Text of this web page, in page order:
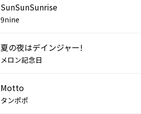
SunSunSunrise
9nine
夏の夜はデインジャー!
メロン記念日
Motto
タンポポ